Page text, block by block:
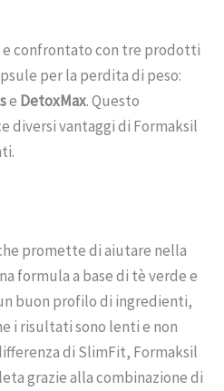
confrontato con tre prodotti
per la perdita di peso:
e DetoxMax. Questo
diversi vantaggi di Formaksil
promette di aiutare nella
formula a base di tè verde e
buon profilo di ingredienti,
i risultati sono lenti e non
di SlimFit, Formaksil
grazie alla combinazione di